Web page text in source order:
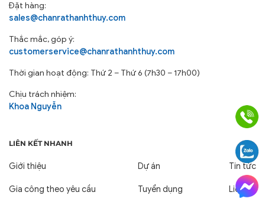
Đặt hàng:
sales@chanrathanhthuy.com
Thắc mắc, góp ý:
customerservice@chanrathanhthuy.com
Thời gian hoạt động: Thứ 2 – Thứ 6 (7h30 – 17h00)
Chịu trách nhiệm:
Khoa Nguyễn
LIÊN KẾT NHANH
Giới thiệu
Gia công theo yêu cầu
Dự án
Tuyển dụng
Tin tức
Liên hệ